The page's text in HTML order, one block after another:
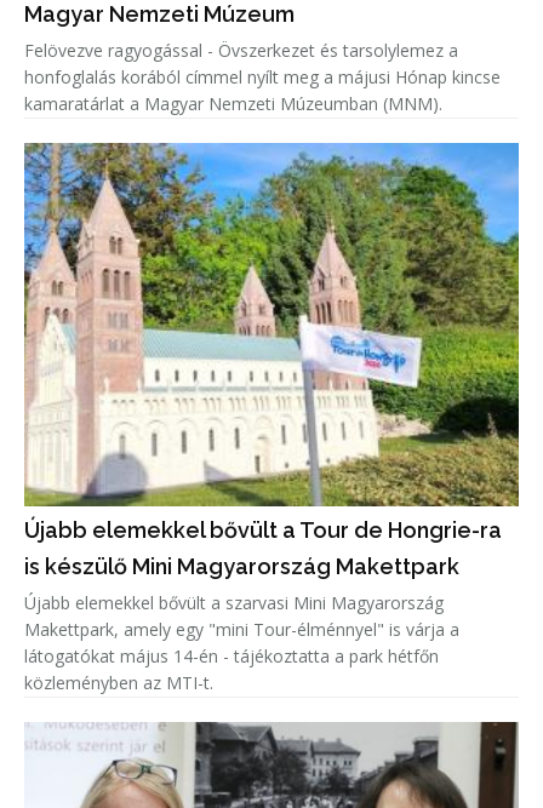
Magyar Nemzeti Múzeum
Felövezve ragyogással - Övszerkezet és tarsolylemez a
honfoglalás korából címmel nyílt meg a májusi Hónap kincse
kamaratárlat a Magyar Nemzeti Múzeumban (MNM).
Újabb elemekkel bővült a Tour de Hongrie-ra
is készülő Mini Magyarország Makettpark
Újabb elemekkel bővült a szarvasi Mini Magyarország
Makettpark, amely egy "mini Tour-élménnyel" is várja a
látogatókat május 14-én - tájékoztatta a park hétfőn
közleményben az MTI-t.